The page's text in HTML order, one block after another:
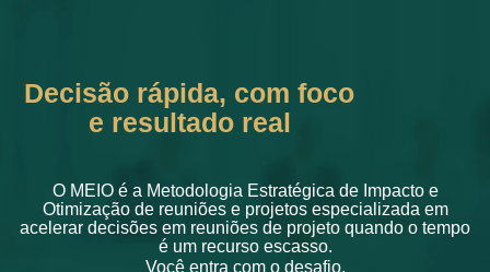
O MEIO é a Metodologia Estratégica de Impacto e
Otimização de reuniões e projetos especializada em
acelerar decisões em reuniões de projeto quando o tempo
é um recurso escasso.
Você entra com o desafio.
Decisão rápida, com foco
e resultado real